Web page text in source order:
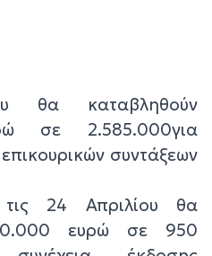
θα καταβληθούν
σε 2.585.000για
συντάξεων
24 Απριλίου θα
ευρώ σε 950